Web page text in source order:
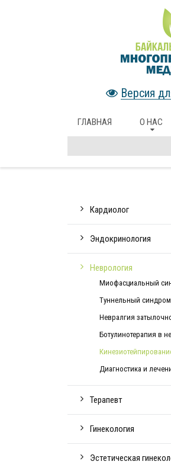
Версия
ГЛАВНАЯ О НАС
Кардиолог
Эндокринология
Неврология
Миофасциальный
Туннельный синдром
Невралгия
Ботулинотерапия в
Диагностика и
Терапевт
Гинекология
Эстетическая